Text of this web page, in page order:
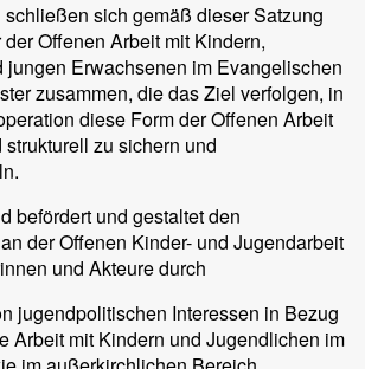
schließen sich gemäß dieser Satzung
Offenen Arbeit mit Kindern,
Erwachsenen im Evangelischen
zusammen, die das Ziel verfolgen, in
diese Form der Offenen Arbeit
zu sichern und
befördert und gestaltet den
der Offenen Kinder- und Jugendarbeit
und Akteure durch
jugendpolitischen Interessen in Bezug
Arbeit mit Kindern und Jugendlichen im